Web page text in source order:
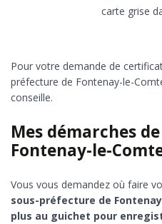
carte grise
Pour votre demande de
préfecture de Fontenay-le-
conseille.
Mes démarches
Fontenay-le-
Vous vous demandez où faire
sous-préfecture de
plus au guichet pour